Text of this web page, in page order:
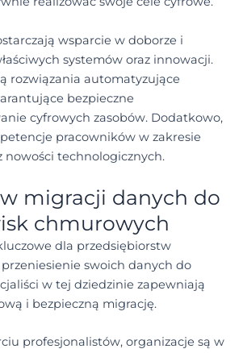
wsparcie w doborze i
systemów oraz innowacji.
rozwiązania automatyzujące
bezpieczne
cyfrowych zasobów. Dodatkowo,
pracowników w zakresie
nowości technologicznych.
w migracji danych do
chmurowych
dla przedsiębiorstw
swoich danych do
w tej dziedzinie zapewniają
i bezpieczną migrację.
profesjonalistów, organizacje są w